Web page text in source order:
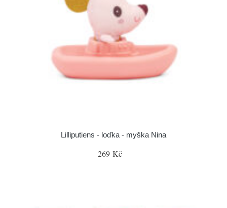
Lilliputiens - loďka - myška Nina
269 Kč